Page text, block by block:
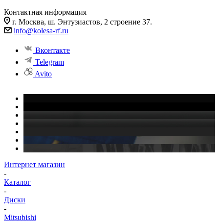
Контактная информация
г. Москва, ш. Энтузиастов, 2 строение 37.
info@kolesa-rf.ru
Вконтакте
Telegram
Avito
Интернет магазин
-
Каталог
-
Диски
-
Mitsubishi